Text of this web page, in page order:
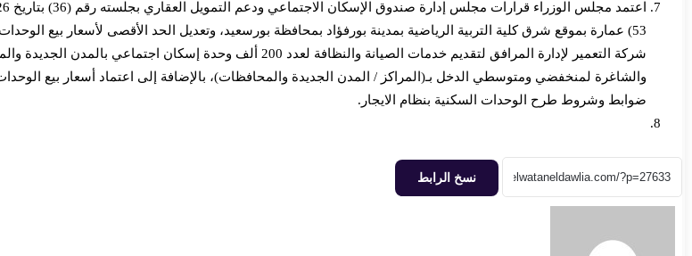
53) عمارة بموقع شرق كلية التربية الرياضية بمدينة بورفؤاد بمحافظة بورسعيد، وتعديل الحد الأقصى لأسعار بيع
شركة التعمير لإدارة المرافق لتقديم خدمات الصيانة والنظافة لعدد
والشاغرة لمنخفضي ومتوسطي الدخل بـ(المراكز / المدن الجديدة والمحافظات)، بالإضافة إلى اعتماد أسعار بيع
ضوابط وشروط طرح الوحدات السكنية بنظام الايجار.
نسخ الرابط